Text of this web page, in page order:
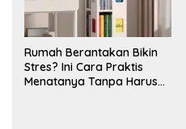
Rumah Berantakan Bikin
Stres? Ini Cara Praktis
Menatanya Tanpa Harus